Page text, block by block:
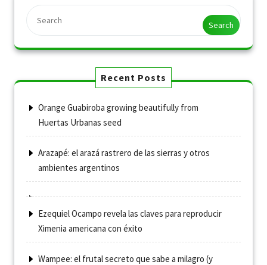
Search
Recent Posts
Orange Guabiroba growing beautifully from
Huertas Urbanas seed
Arazapé: el arazá rastrero de las sierras y otros
ambientes argentinos
Ezequiel Ocampo revela las claves para reproducir
Ximenia americana con éxito
Wampee: el frutal secreto que sabe a milagro (y